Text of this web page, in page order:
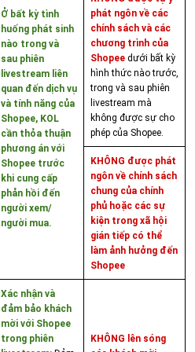
Ở bất kỳ tình
huống phát sinh
nào trong và
sau phiên
livestream liên
quan đến dịch vụ
và tính năng của
Shopee, KOL
cần thỏa thuận
phương án với
Shopee trước
khi cung cấp
phản hồi đến
người xem/
người mua.
phát ngôn về các
chính sách và các
chương trình của
Shopee dưới bất kỳ
hình thức nào trước,
trong và sau phiên
livestream mà
không được sự cho
phép của Shopee.
KHÔNG được phát
ngôn về chính sách
chung của chính
phủ hoặc các sự
kiện trong xã hội
gián tiếp có thể
làm ảnh hưởng đến
Shopee
Xác nhận và
đảm bảo khách
mời với Shopee
trong phiên
KHÔNG lên sóng